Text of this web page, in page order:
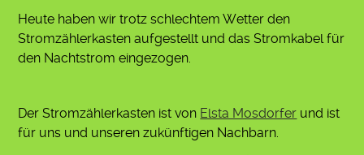
Heute haben wir trotz schlechtem Wetter den
Stromzählerkasten aufgestellt und das Stromkabel für
den Nachtstrom eingezogen.
Der Stromzählerkasten ist von Elsta Mosdorfer und ist
für uns und unseren zukünftigen Nachbarn.